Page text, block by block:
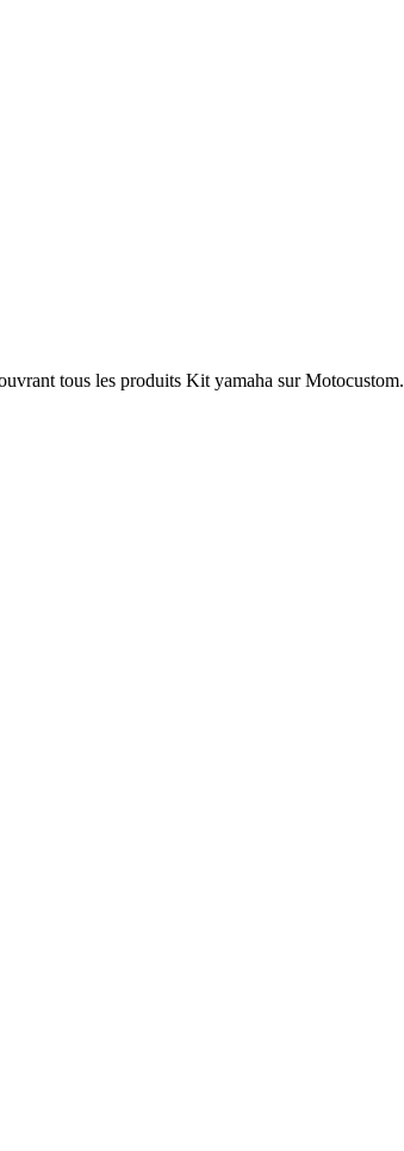
tous les produits Kit yamaha sur Motocustom.